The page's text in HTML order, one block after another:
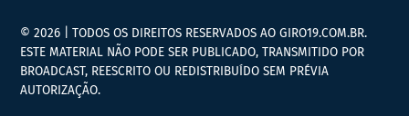
© 2026 | TODOS OS DIREITOS RESERVADOS AO GIRO19.COM.BR.
ESTE MATERIAL NÃO PODE SER PUBLICADO, TRANSMITIDO POR
BROADCAST, REESCRITO OU REDISTRIBUÍDO SEM PRÉVIA
AUTORIZAÇÃO.